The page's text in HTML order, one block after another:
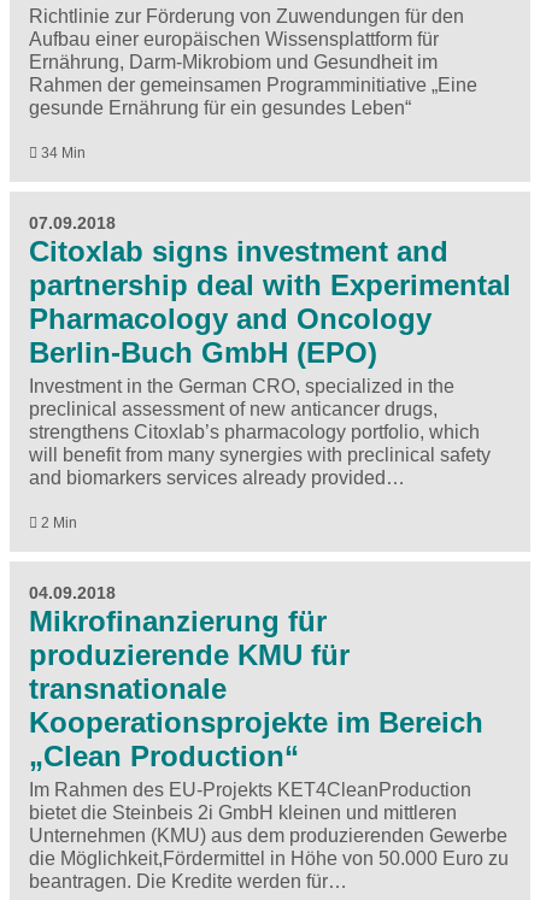
Richtlinie zur Förderung von Zuwendungen für den
Aufbau einer europäischen Wissensplattform für
Ernährung, Darm-Mikrobiom und Gesundheit im
Rahmen der gemeinsamen Programminitiative „Eine
gesunde Ernährung für ein gesundes Leben“
34 Min
07.09.2018
Citoxlab signs investment and
partnership deal with Experimental
Pharmacology and Oncology
Berlin-Buch GmbH (EPO)
Investment in the German CRO, specialized in the
preclinical assessment of new anticancer drugs,
strengthens Citoxlab’s pharmacology portfolio, which
will benefit from many synergies with preclinical safety
and biomarkers services already provided…
2 Min
04.09.2018
Mikrofinanzierung für
produzierende KMU für
transnationale
Kooperationsprojekte im Bereich
„Clean Production“
Im Rahmen des EU-Projekts KET4CleanProduction
bietet die Steinbeis 2i GmbH kleinen und mittleren
Unternehmen (KMU) aus dem produzierenden Gewerbe
die Möglichkeit,Fördermittel in Höhe von 50.000 Euro zu
beantragen. Die Kredite werden für…